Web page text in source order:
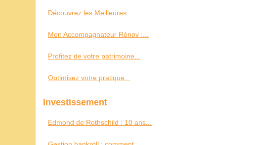
Découvrez les Meilleures...
Mon Accompagnateur Rénov :...
Profitez de votre patrimoine...
Optimisez votre pratique...
Investissement
Edmond de Rothschild : 10 ans...